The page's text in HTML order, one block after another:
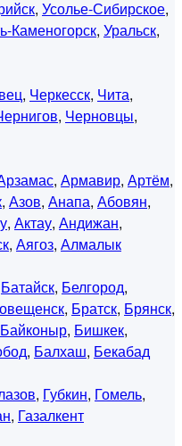
, Усолье-Сибирское,
Каменогорск, Уральск,
, Черкесск, Чита,
, Черновцы,
, Армавир, Артём,
, Азов, Анапа, Абовян,
, Актау, Андижан,
, Аягоз, Алмалык
Батайск, Белгород,
, Братск, Брянск,
Байконыр, Бишкек,
, Балхаш, Бекабад
, Губкин, Гомель,
, Газалкент